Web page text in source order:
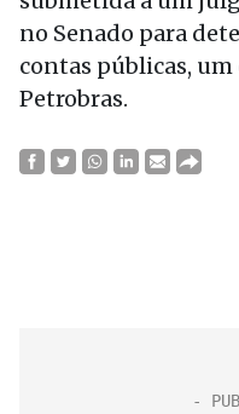
no Senado para
contas públicas, um
Petrobras.